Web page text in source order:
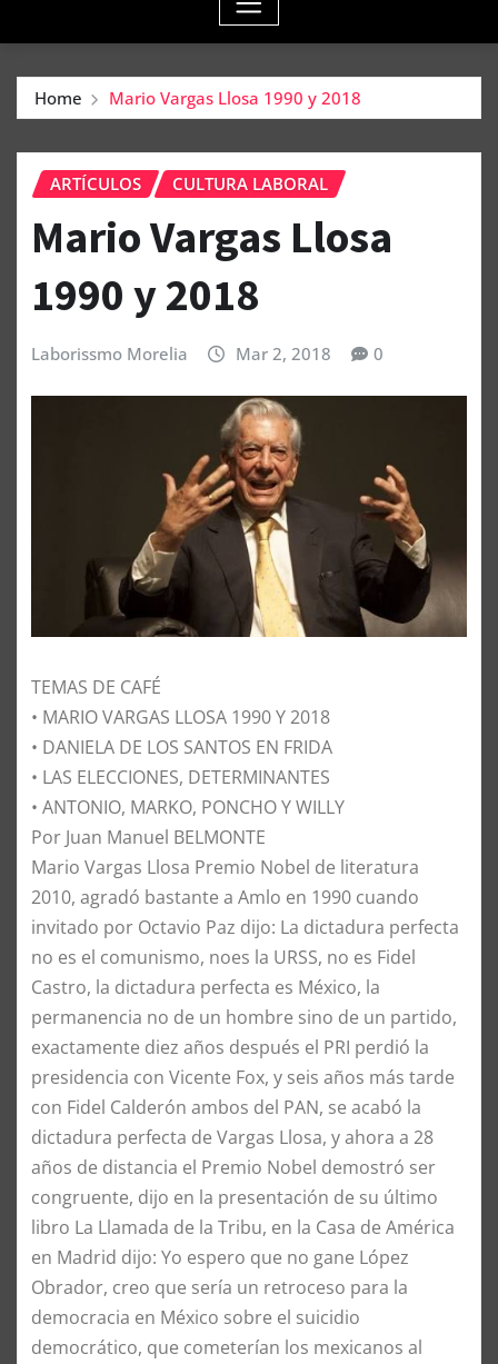
Home Mario Vargas Llosa 1990 y 2018
ARTÍCULOS CULTURA LABORAL
Mario Vargas Llosa
1990 y 2018
Laborissmo Morelia Mar 2, 2018 0
TEMAS DE CAFÉ
• MARIO VARGAS LLOSA 1990 Y 2018
• DANIELA DE LOS SANTOS EN FRIDA
• LAS ELECCIONES, DETERMINANTES
• ANTONIO, MARKO, PONCHO Y WILLY
Por Juan Manuel BELMONTE
​Mario Vargas Llosa Premio Nobel de literatura
2010, agradó bastante a Amlo en 1990 cuando
invitado por Octavio Paz dijo: La dictadura perfecta
no es el comunismo, noes la URSS, no es Fidel
Castro, la dictadura perfecta es México, la
permanencia no de un hombre sino de un partido,
exactamente diez años después el PRI perdió la
presidencia con Vicente Fox, y seis años más tarde
con Fidel Calderón ambos del PAN, se acabó la
dictadura perfecta de Vargas Llosa, y ahora a 28
años de distancia el Premio Nobel demostró ser
congruente, dijo en la presentación de su último
libro La Llamada de la Tribu, en la Casa de América
en Madrid dijo: Yo espero que no gane López
Obrador, creo que sería un retroceso para la
democracia en México sobre el suicidio
democrático, que cometerían los mexicanos al